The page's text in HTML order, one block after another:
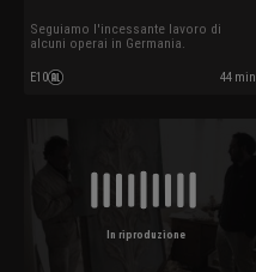
Seguiamo l'incessante lavoro di
alcuni operai in Germania.
E10 44 min
In riproduzione